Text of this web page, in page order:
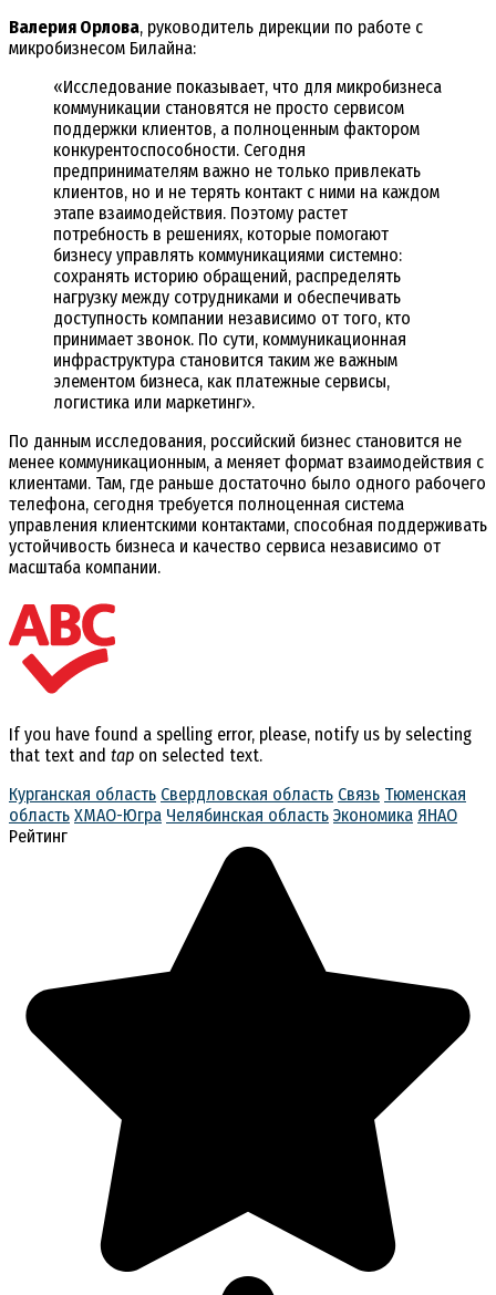
Валерия Орлова, руководитель дирекции по работе с
микробизнесом Билайна:
«Исследование показывает, что для микробизнеса
коммуникации становятся не просто сервисом
поддержки клиентов, а полноценным фактором
конкурентоспособности. Сегодня
предпринимателям важно не только привлекать
клиентов, но и не терять контакт с ними на каждом
этапе взаимодействия. Поэтому растет
потребность в решениях, которые помогают
бизнесу управлять коммуникациями системно:
сохранять историю обращений, распределять
нагрузку между сотрудниками и обеспечивать
доступность компании независимо от того, кто
принимает звонок. По сути, коммуникационная
инфраструктура становится таким же важным
элементом бизнеса, как платежные сервисы,
логистика или маркетинг».
По данным исследования, российский бизнес становится не
менее коммуникационным, а меняет формат взаимодействия с
клиентами. Там, где раньше достаточно было одного рабочего
телефона, сегодня требуется полноценная система
управления клиентскими контактами, способная поддерживать
устойчивость бизнеса и качество сервиса независимо от
масштаба компании.
If you have found a spelling error, please, notify us by selecting
that text and tap on selected text.
Курганская область Свердловская область Связь Тюменская
область ХМАО-Югра Челябинская область Экономика ЯНАО
Рейтинг